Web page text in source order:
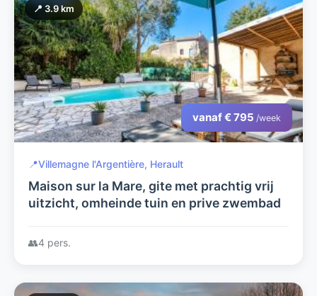
📍 3.9 km
vanaf € 795 /week
📍Villemagne l'Argentière, Herault
Maison sur la Mare, gite met prachtig vrij
uitzicht, omheinde tuin en prive zwembad
👥4 pers.